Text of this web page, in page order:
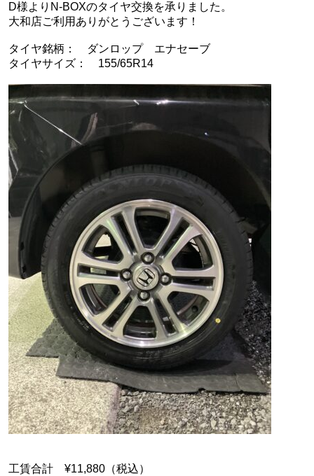
D様よりN-BOXのタイヤ交換を承りました。
大和店ご利用ありがとうございます！
タイヤ銘柄： ダンロップ エナセーブ
タイヤサイズ： 155/65R14
工賃合計 ¥11,880（税込）